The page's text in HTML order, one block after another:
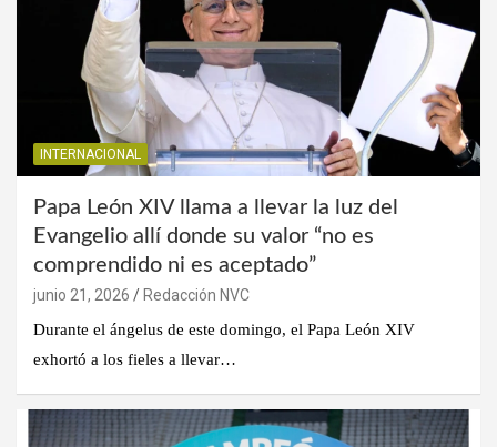
INTERNACIONAL
Papa León XIV llama a llevar la luz del
Evangelio allí donde su valor “no es
comprendido ni es aceptado”
junio 21, 2026
Redacción NVC
Durante el ángelus de este domingo, el Papa León XIV
exhortó a los fieles a llevar…